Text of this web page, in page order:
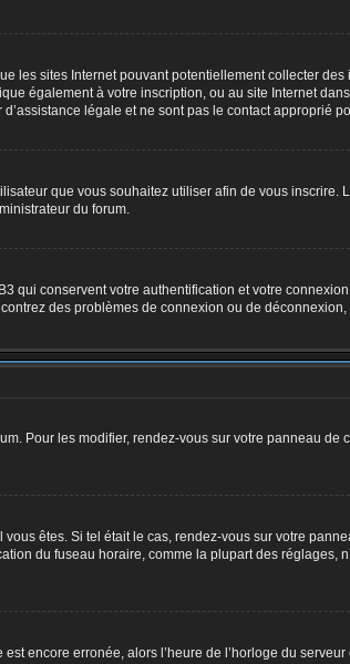
les sites Internet pouvant potentiellement collecter
également à votre inscription, ou au site Internet
légale et ne sont pas le contact approprié
que vous souhaitez utiliser afin de vous
du forum.
qui conservent votre authentification et votre
des problèmes de connexion ou de
Pour les modifier, rendez-vous sur votre panneau
êtes. Si tel était le cas, rendez-vous sur votre
du fuseau horaire, comme la plupart des réglages,
encore erronée, alors l’heure de l’horloge du